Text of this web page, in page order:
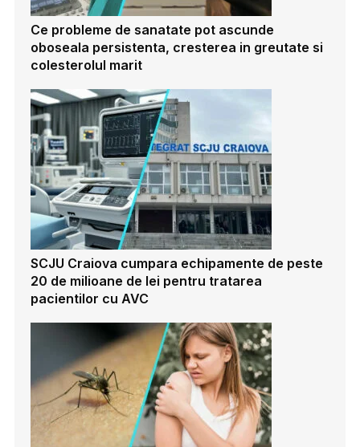
Ce probleme de sanatate pot ascunde
oboseala persistenta, cresterea in greutate si
colesterolul marit
SCJU Craiova cumpara echipamente de peste
20 de milioane de lei pentru tratarea
pacientilor cu AVC